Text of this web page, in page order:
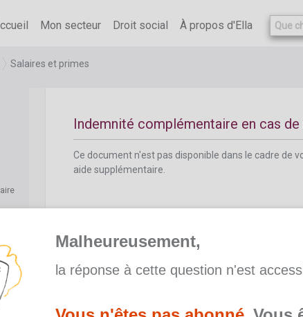
Mon secteur Droit social À propos d'Ella
Salaires et primes
aide supplémentaire.
Indemnité complémentaire en cas
Ce document n'est pas disponible dans le cadre de
aide supplémentaire.
Prime syndicale
Malheureusement,
la réponse à cette question n'est